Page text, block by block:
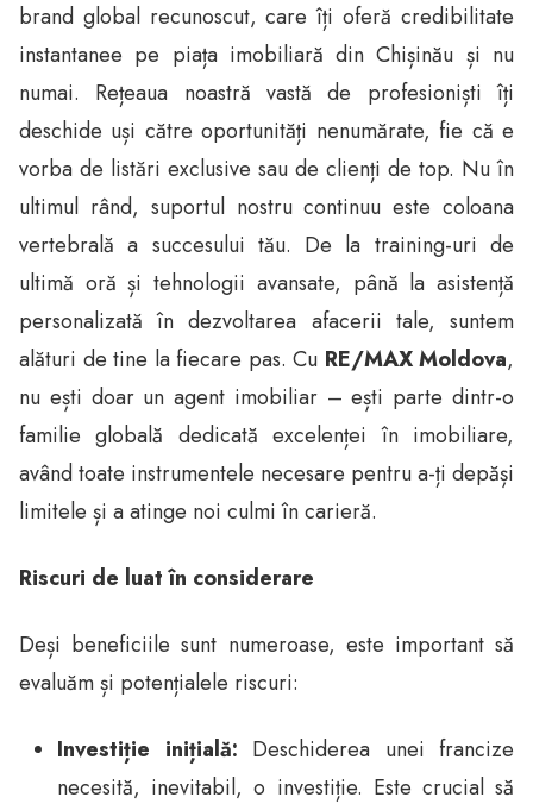
brand global recunoscut, care îți oferă credibilitate
instantanee pe piața imobiliară din Chișinău și nu
numai. Rețeaua noastră vastă de profesioniști îți
deschide uși către oportunități nenumărate, fie că e
vorba de listări exclusive sau de clienți de top. Nu în
ultimul rând, suportul nostru continuu este coloana
vertebrală a succesului tău. De la training-uri de
ultimă oră și tehnologii avansate, până la asistență
personalizată în dezvoltarea afacerii tale, suntem
alături de tine la fiecare pas. Cu RE/MAX Moldova,
nu ești doar un agent imobiliar – ești parte dintr-o
familie globală dedicată excelenței în imobiliare,
având toate instrumentele necesare pentru a-ți depăși
limitele și a atinge noi culmi în carieră.
Riscuri de luat în considerare
Deși beneficiile sunt numeroase, este important să
evaluăm și potențialele riscuri:
Investiție inițială: Deschiderea unei francize
necesită, inevitabil, o investiție. Este crucial să